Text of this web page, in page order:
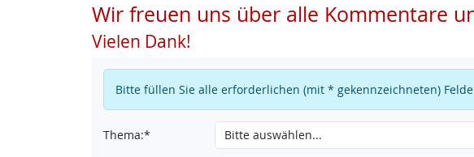
Wir freuen uns über alle Kommentare
Vielen Dank!
Bitte füllen Sie alle erforderlichen (mit * gekennzeichneten)
Thema:*